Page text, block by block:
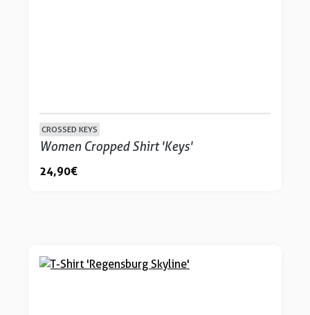
CROSSED KEYS
Women Cropped Shirt 'Keys'
24,90 €